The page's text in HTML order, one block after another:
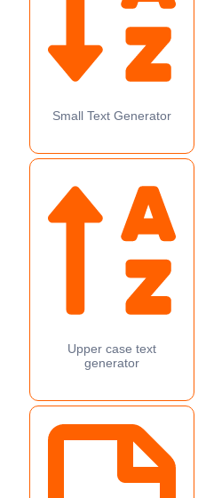
Small Text Generator
Upper case text
generator